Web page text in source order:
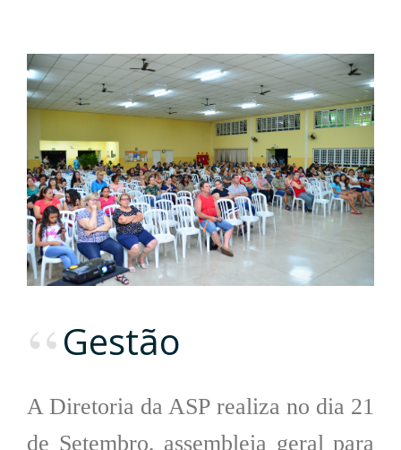
Gestão
A Diretoria da ASP realiza no dia 21
de Setembro, assembleia geral para